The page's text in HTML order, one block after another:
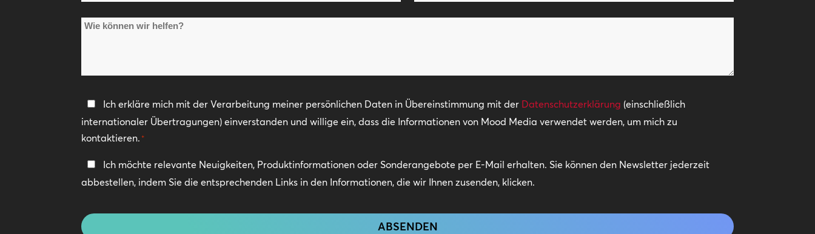
Wie
helfen?
Datenschutzerklärung
*
Ich erkläre mich mit der Verarbeitung meiner persönlichen Daten in Übereinstimmung mit der Datenschutzerklärung (einschließlich
internationaler Übertragungen) einverstanden und willige ein, dass die Informationen von Mood Media verwendet werden, um mich zu
kontaktieren. *
In
Kontakt
Ich möchte relevante Neuigkeiten, Produktinformationen oder Sonderangebote per E-Mail erhalten. Sie können den Newsletter jederzeit
abbestellen, indem Sie die entsprechenden Links in den Informationen, die wir Ihnen zusenden, klicken.